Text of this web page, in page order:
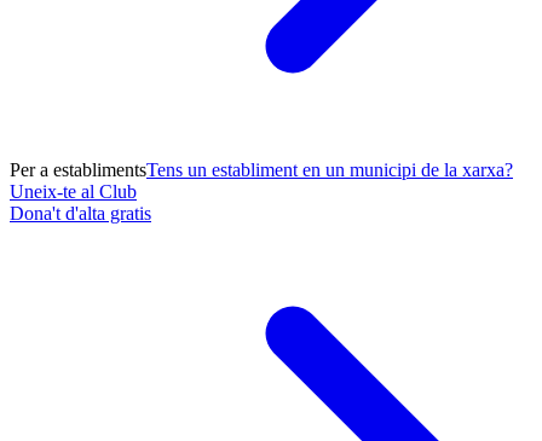
Per a establimentsTens un establiment en un municipi de la xarxa?
Uneix-te al Club
Dona't d'alta gratis